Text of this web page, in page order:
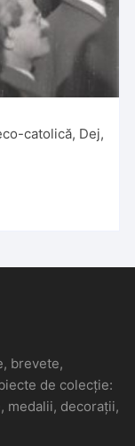
catolică, Dej,
brevete,
de colecție:
medalii, decorații,